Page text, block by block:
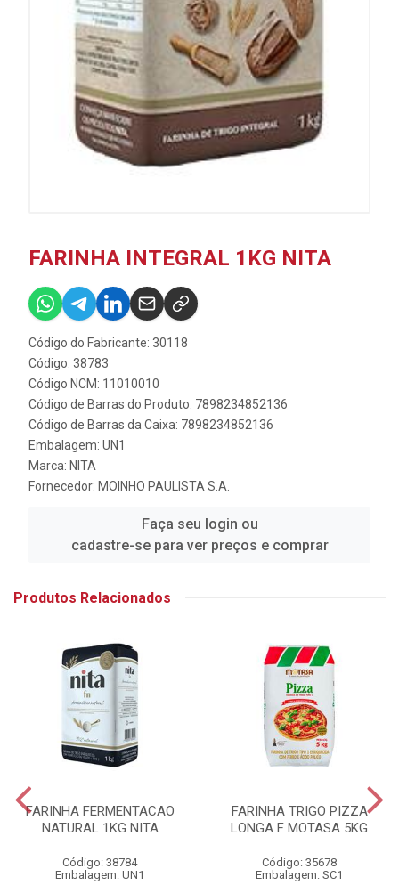
FARINHA INTEGRAL 1KG NITA
Código do Fabricante: 30118
Código: 38783
Código NCM: 11010010
Código de Barras do Produto: 7898234852136
Código de Barras da Caixa: 7898234852136
Embalagem: UN1
Marca: NITA
Fornecedor: MOINHO PAULISTA S.A.
Faça seu login ou
cadastre-se para ver preços e comprar
Produtos Relacionados
FARINHA FERMENTACAO
NATURAL 1KG NITA
Código: 38784
Embalagem: UN1
FARINHA TRIGO PIZZA
LONGA F MOTASA 5KG
Código: 35678
Embalagem: SC1